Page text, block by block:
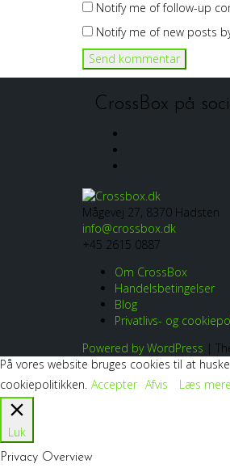
Notify me of follow-up
Notify me of new posts
CrossBox på
Mågevej 27, 8370 Hadsten
info@crossbox.dk
+45 2615 0887
Om CrossBox
Handelsbetingelser
Blog
Privatlivs- og
Powered by WordPress |
På vores website bruges cookies til at
cookiepolitikken. Accepter Afvis Læs mere
Luk
Privacy Overview